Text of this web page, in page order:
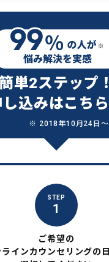
単2ステップ！
込みはこち
※ 2018年10月24日
STEP
1
ご希望の
ラインカウンセリングの